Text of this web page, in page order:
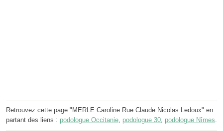
Retrouvez cette page "MERLE Caroline Rue Claude Nicolas Ledoux" en
partant des liens : podologue Occitanie, podologue 30, podologue Nîmes.